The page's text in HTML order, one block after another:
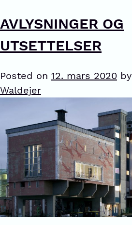
AVLYSNINGER OG
UTSETTELSER
Posted on 12. mars 2020 by
Waldejer